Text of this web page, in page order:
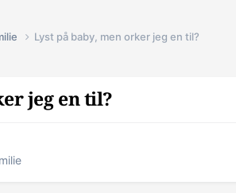
Lyst på baby, men orker jeg en til?
jeg en til?